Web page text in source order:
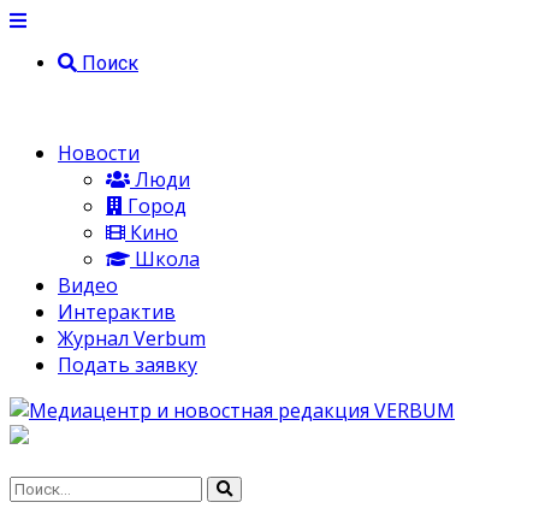
Поиск
Новости
Люди
Город
Кино
Школа
Видео
Интерактив
Журнал Verbum
Подать заявку